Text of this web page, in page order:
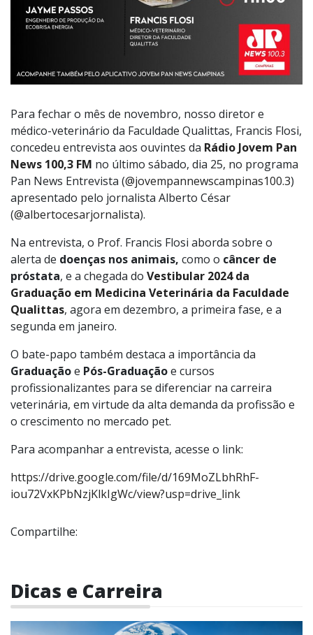
Para fechar o mês de novembro, nosso diretor e
médico-veterinário da Faculdade Qualittas, Francis Flosi,
concedeu entrevista aos ouvintes da Rádio Jovem Pan
News 100,3 FM no último sábado, dia 25, no programa
Pan News Entrevista (@jovempannewscampinas100.3)
apresentado pelo jornalista Alberto César
(@albertocesarjornalista).
Na entrevista, o Prof. Francis Flosi aborda sobre o
alerta de doenças nos animais, como o câncer de
próstata, e a chegada do Vestibular 2024 da
Graduação em Medicina Veterinária da Faculdade
Qualittas, agora em dezembro, a primeira fase, e a
segunda em janeiro.
O bate-papo também destaca a importância da
Graduaçãoe Pós-Graduaçãoe cursos
profissionalizantes para se diferenciar na carreira
veterinária, em virtude da alta demanda da profissão e
o crescimento no mercado pet.
Para acompanhar a entrevista, acesse o link:
https://drive.google.com/file/d/169MoZLbhRhF-
iou72VxKPbNzjKlkIgWc/view?usp=drive_link
Compartilhe:
Dicas e Carreira